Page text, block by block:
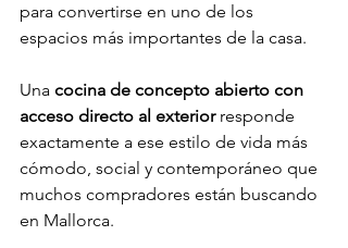
para convertirse en uno de los
espacios más importantes de la casa.
Una cocina de concepto abierto con
acceso directo al exterior responde
exactamente a ese estilo de vida más
cómodo, social y contemporáneo que
muchos compradores están buscando
en Mallorca.